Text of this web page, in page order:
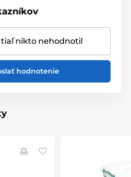
nikto nehodnotil
hodnotenie